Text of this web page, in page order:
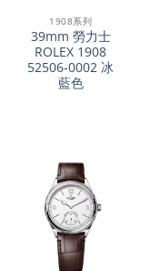
1908系列
39mm 勞力士
ROLEX 1908
52506-0002 冰
藍色